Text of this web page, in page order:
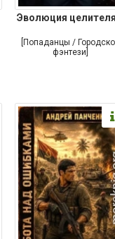
Эволюция
[Попаданцы /
фэнтези]